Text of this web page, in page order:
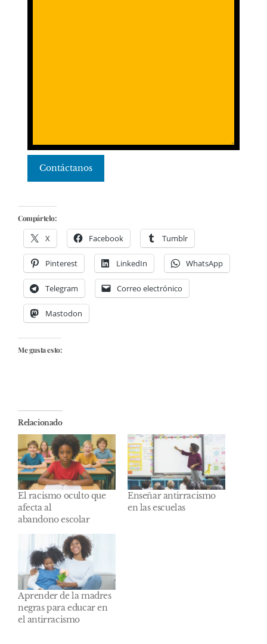
Contáctanos
Compártelo:
X Facebook Tumblr
Pinterest LinkedIn WhatsApp
Telegram Correo electrónico
Mastodon
Me gusta esto:
Relacionado
El racismo oculto que
afecta al
abandono escolar
Enseñar antirracismo
en las escuelas
Aprender de la madres
negras para educar en
el antirracismo